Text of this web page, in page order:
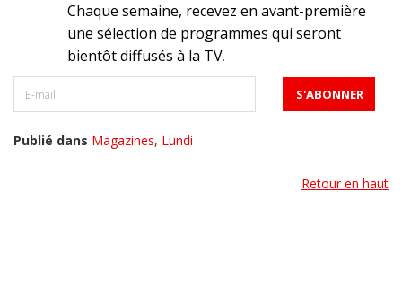
Chaque semaine, recevez en avant-première
une sélection de programmes qui seront
bientôt diffusés à la TV.
Publié dans Magazines, Lundi
Retour en haut